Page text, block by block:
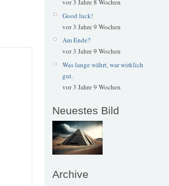
vor 3 Jahre 8 Wochen
Good luck!
vor 3 Jahre 9 Wochen
Am Ende?
vor 3 Jahre 9 Wochen
Was lange währt, war wirklich
gut.
vor 3 Jahre 9 Wochen
Neuestes Bild
Archive